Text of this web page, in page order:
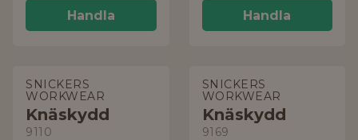
Handla Handla
SNICKERS
WORKWEAR
Knäskydd
9110
SNICKERS
WORKWEAR
Knäskydd
9169